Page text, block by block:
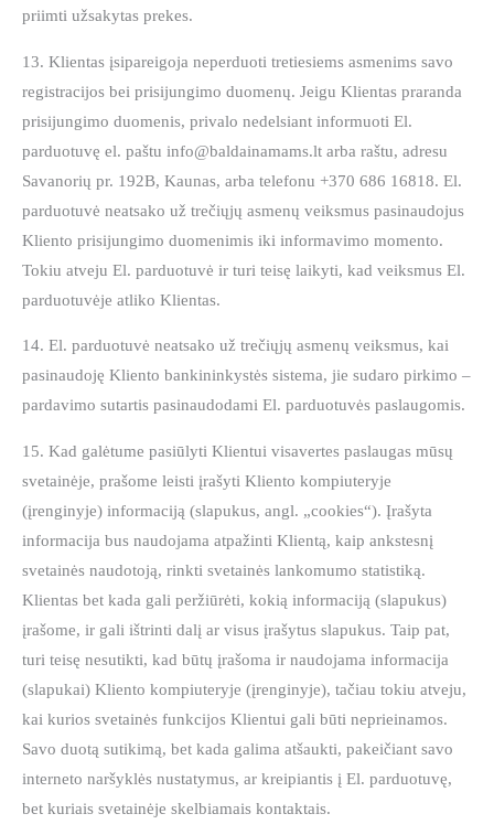
priimti užsakytas prekes.
13. Klientas įsipareigoja neperduoti tretiesiems asmenims savo
registracijos bei prisijungimo duomenų. Jeigu Klientas praranda
prisijungimo duomenis, privalo nedelsiant informuoti El.
parduotuvę el. paštu info@baldainamams.lt arba raštu, adresu
Savanorių pr. 192B, Kaunas, arba telefonu +370 686 16818. El.
parduotuvė neatsako už trečiųjų asmenų veiksmus pasinaudojus
Kliento prisijungimo duomenimis iki informavimo momento.
Tokiu atveju El. parduotuvė ir turi teisę laikyti, kad veiksmus El.
parduotuvėje atliko Klientas.
14. El. parduotuvė neatsako už trečiųjų asmenų veiksmus, kai
pasinaudoję Kliento bankininkystės sistema, jie sudaro pirkimo –
pardavimo sutartis pasinaudodami El. parduotuvės paslaugomis.
15. Kad galėtume pasiūlyti Klientui visavertes paslaugas mūsų
svetainėje, prašome leisti įrašyti Kliento kompiuteryje
(įrenginyje) informaciją (slapukus, angl. „cookies“). Įrašyta
informacija bus naudojama atpažinti Klientą, kaip ankstesnį
svetainės naudotoją, rinkti svetainės lankomumo statistiką.
Klientas bet kada gali peržiūrėti, kokią informaciją (slapukus)
įrašome, ir gali ištrinti dalį ar visus įrašytus slapukus. Taip pat,
turi teisę nesutikti, kad būtų įrašoma ir naudojama informacija
(slapukai) Kliento kompiuteryje (įrenginyje), tačiau tokiu atveju,
kai kurios svetainės funkcijos Klientui gali būti neprieinamos.
Savo duotą sutikimą, bet kada galima atšaukti, pakeičiant savo
interneto naršyklės nustatymus, ar kreipiantis į El. parduotuvę,
bet kuriais svetainėje skelbiamais kontaktais.